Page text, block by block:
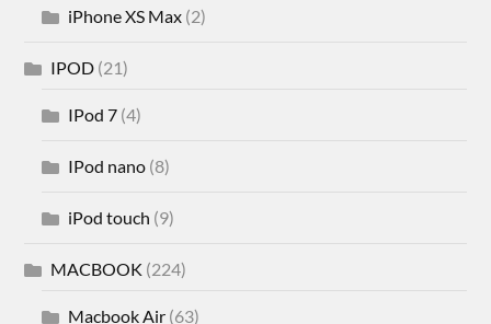
iPhone XS Max (2)
IPOD (21)
IPod 7 (4)
IPod nano (8)
iPod touch (9)
MACBOOK (224)
Macbook Air (63)